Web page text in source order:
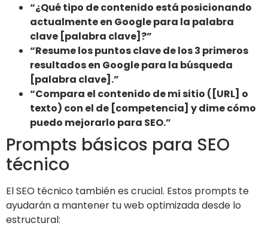
“¿Qué tipo de contenido está posicionando
actualmente en Google para la palabra
clave [palabra clave]?”
“Resume los puntos clave de los 3 primeros
resultados en Google para la búsqueda
[palabra clave].”
“Compara el contenido de mi sitio ([URL] o
texto) con el de [competencia] y dime cómo
puedo mejorarlo para SEO.”
Prompts básicos para SEO
técnico
El SEO técnico también es crucial. Estos prompts te
ayudarán a mantener tu web optimizada desde lo
estructural: